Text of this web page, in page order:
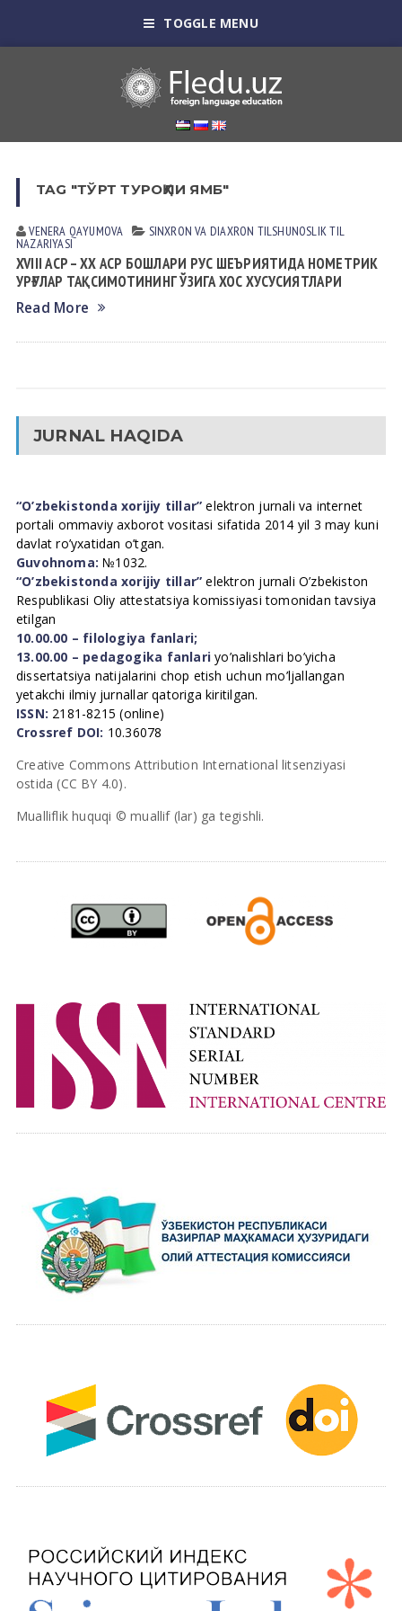
TOGGLE MENU
TAG "ТЎРТ ТУРОҚЛИ ЯМБ"
VENERA QАYUMOVА SINXRON VА DIАXRON TILSHUNOSLIKTIL
NАZАRIYASI
XVIII АСР – ХХ АСР БОШЛАРИ РУС ШЕЪРИЯТИДА НОМЕТРИК
УРҒУЛАР ТАҚСИМОТИНИНГ ЎЗИГА ХОС ХУСУСИЯТЛАРИ
Read More
JURNAL HAQIDA
“O’zbekistonda xorijiy tillar” elektron jurnali va internet
portali ommaviy axborot vositasi sifatida 2014 yil 3 may kuni
davlat ro’yxatidan o’tgan.
Guvohnoma: №1032.
“O’zbekistonda xorijiy tillar” elektron jurnali O’zbekiston
Respublikasi Oliy attestatsiya komissiyasi tomonidan tavsiya
etilgan
10.00.00 – filologiya fanlari;
13.00.00 – pedagogika fanlari yo’nalishlari bo’yicha
dissertatsiya natijalarini chop etish uchun mo’ljallangan
yetakchi ilmiy jurnallar qatoriga kiritilgan.
ISSN: 2181-8215 (online)
Crossref DOI: 10.36078
Creative Commons Attribution International litsenziyasi
ostida (CC BY 4.0).
Mualliflik huquqi © muallif (lar) ga tegishli.